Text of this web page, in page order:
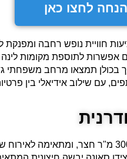
לחצו כאן
חצר, כוללות 5 חדרי שינה ומתאימות לאירוח של עד 14
אך בכולן תמצאו מרחב
שילוב אידיאלי בין